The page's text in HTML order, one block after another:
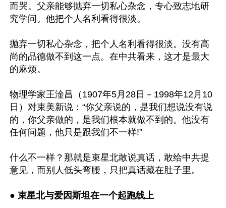
而哭。父亲能够抛弃一切私心杂念，专心致志地研
究学问。他把个人名利看得很淡。
抛弃一切私心杂念，把个人名利看得很淡。没有高
尚的品德做不到这一点。在中共看来，这才是最大
的麻烦。
物理学家王淦昌（1907年5月28日－1998年12月10
日）对束美新说：“你父亲说的，是我们想说没有说
的，你父亲做的，是我们根本就做不到的。他没有
任何问题，他只是跟我们不一样!”
什么不一样？那就是束星北敢说真话，敢给中共提
意见，而别人低头弯腰，只把真话藏在肚子里。
● 束星北与爱因斯坦在一个起跑线上